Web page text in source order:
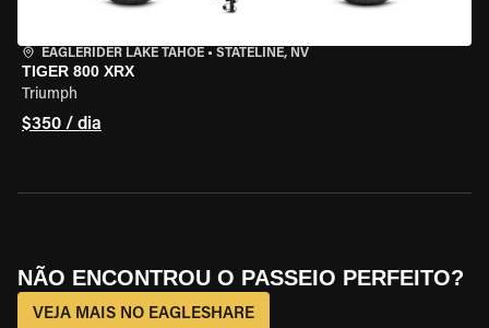
EAGLERIDER LAKE TAHOE • STATELINE, NV
TIGER 800 XRX
Triumph
$350 / dia
NÃO ENCONTROU O PASSEIO PERFEITO?
VEJA MAIS NO EAGLESHARE